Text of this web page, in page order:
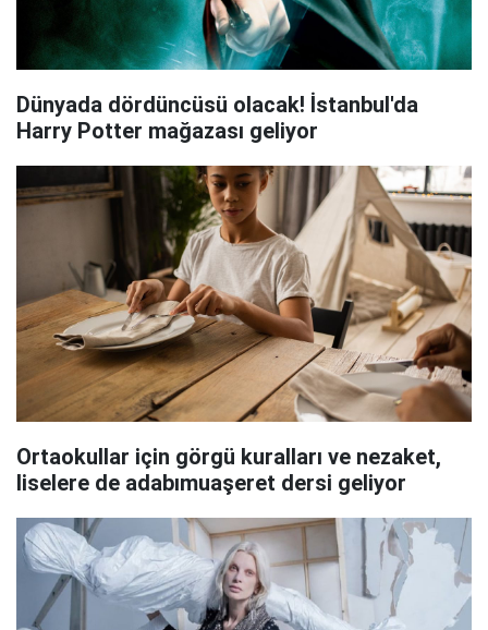
Dünyada dördüncüsü olacak! İstanbul'da
Harry Potter mağazası geliyor
Ortaokullar için görgü kuralları ve nezaket,
liselere de adabımuaşeret dersi geliyor